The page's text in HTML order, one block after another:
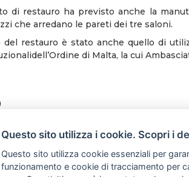
di restauro ha previsto anche la
che arredano le pareti dei tre saloni.
del restauro è stato anche quello di
di Malta, la cui
Questo sito utilizza i cookie. Scopri i
Questo sito utilizza cookie essenziali per
funzionamento e cookie di tracciamento per